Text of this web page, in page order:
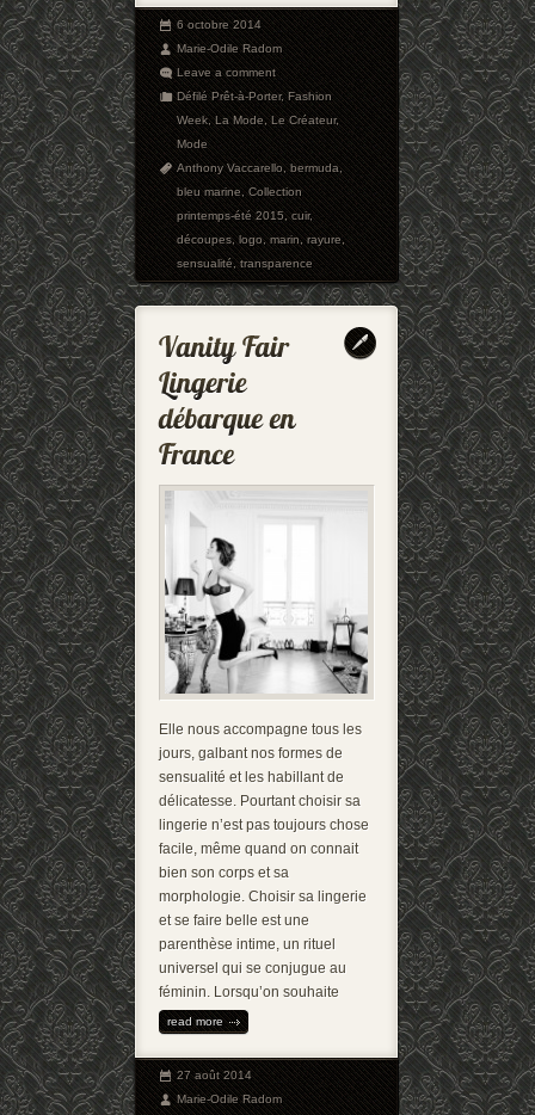
6 octobre 2014
Marie-Odile Radom
Leave a comment
Défilé Prêt-à-Porter,Fashion
Week,La Mode,Le Créateur,
Mode
Anthony Vaccarello,bermuda,
bleu marine,Collection
printemps-été 2015,cuir,
découpes,logo,marin,rayure,
sensualité,transparence
Elle nous accompagne tous les
jours, galbant nos formes de
sensualité et les habillant de
délicatesse. Pourtant choisir sa
lingerie n’est pas toujours chose
facile, même quand on connait
bien son corps et sa
morphologie. Choisir sa lingerie
et se faire belle est une
parenthèse intime, un rituel
universel qui se conjugue au
féminin. Lorsqu’on souhaite
read more
27 août 2014
Marie-Odile Radom